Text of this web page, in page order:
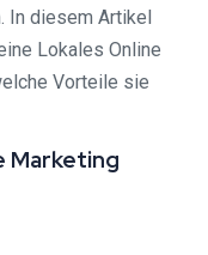
In diesem Artikel
Lokales Online
Vorteile sie
Marketing